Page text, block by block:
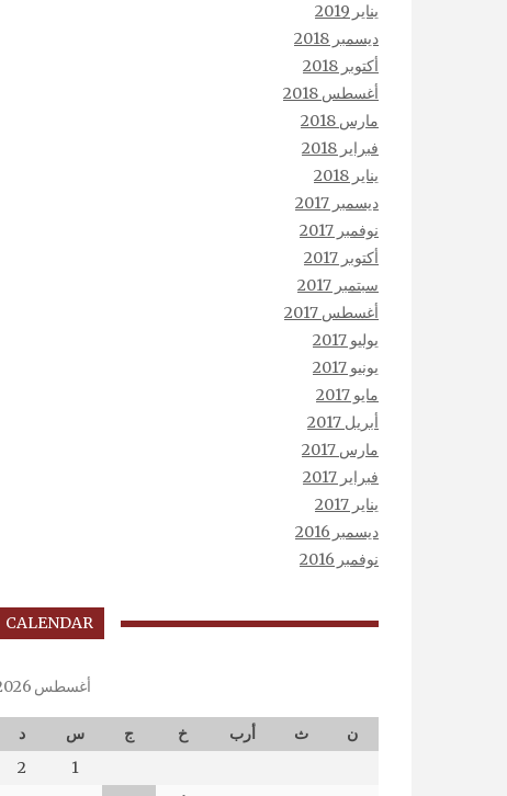
يناير 2019
ديسمبر 2018
أكتوبر 2018
أغسطس 2018
مارس 2018
فبراير 2018
يناير 2018
ديسمبر 2017
نوفمبر 2017
أكتوبر 2017
سبتمبر 2017
أغسطس 2017
يوليو 2017
يونيو 2017
مايو 2017
أبريل 2017
مارس 2017
فبراير 2017
يناير 2017
ديسمبر 2016
نوفمبر 2016
CALENDAR
أغسطس 2026
ن ث أرب خ ج س
د
1
2